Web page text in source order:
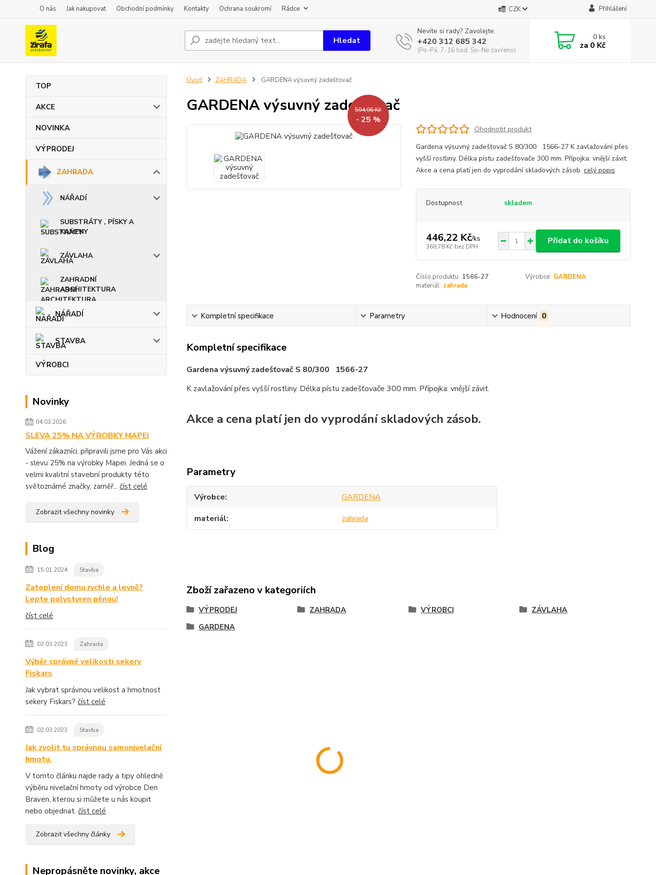
O nás Jak nakupovat Obchodní podmínky Kontakty Ochrana soukromí Rádce CZK Přihlášení
Hledat
Nevíte si rady? Zavolejte.
+420 312 685 342
(Po-Pá, 7-16 hod. So-Ne zavřeno)
0ks
za 0 Kč
TOP
AKCE
NOVINKA
VÝPRODEJ
ZAHRADA
NÁŘADÍ
SUBSTRÁTY , PÍSKY A
KAMENY
ZÁVLAHA
ZAHRADNÍ
ARCHITEKTURA
NÁŘADÍ
STAVBA
VÝROBCI
Novinky
04.03.2026
SLEVA 25% NA VÝROBKY MAPEI
Vážení zákazníci, připravili jsme pro Vás akci
- slevu 25% na výrobky Mapei. Jedná se o
velmi kvalitní stavební produkty této
světoznámé značky, zaměř... číst celé
Zobrazit všechny novinky
Blog
15.01.2024 Stavba
Zateplení domu rychle a levně?
Lepte polystyren pěnou!
číst celé
02.03.2023 Zahrada
Výběr správné velikosti sekery
Fiskars
Jak vybrat správnou velikost a hmotnost
sekery Fiskars? číst celé
02.03.2023 Stavba
Jak zvolit tu správnou samonivelační
hmotu.
V tomto článku najde rady a tipy ohledně
výběru nivelační hmoty od výrobce Den
Braven, kterou si můžete u nás koupit
nebo objednat. číst celé
Zobrazit všechny články
Nepropásněte novinky, akce
Úvod ZAHRADA GARDENA výsuvný zadešťovač
GARDENA výsuvný zadešťovač
594,96 Kč
- 25 %
Ohodnotit produkt
Gardena výsuvný zadešťovač S 80/300 1566-27 K zavlažování přes
vyšší rostliny. Délka pístu zadešťovače 300 mm. Přípojka: vnější závit.
Akce a cena platí jen do vyprodání skladových zásob. celý popis
Dostupnost skladem
446,22 Kč/ks
368,78 Kč bez DPH
Přidat do košíku
Číslo produktu: 1566-27 Výrobce: GARDENA
materiál: zahrada
Kompletní specifikace Parametry Hodnocení 0
Kompletní specifikace
Gardena výsuvný zadešťovač S 80/300 1566-27
K zavlažování přes vyšší rostliny. Délka pístu zadešťovače 300 mm. Přípojka: vnější závit.
Akce a cena platí jen do vyprodání skladových zásob.
Parametry
Výrobce
GARDENA
materiál
zahrada
Zboží zařazeno v kategoriích
VÝPRODEJ ZAHRADA VÝROBCI
ZÁVLAHA
GARDENA